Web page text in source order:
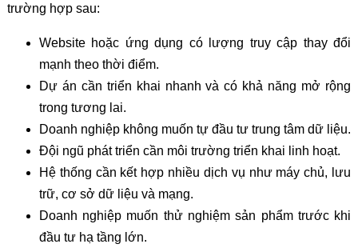
trường hợp sau:
Website hoặc ứng dụng có lượng truy cập thay đổi
mạnh theo thời điểm.
Dự án cần triển khai nhanh và có khả năng mở rộng
trong tương lai.
Doanh nghiệp không muốn tự đầu tư trung tâm dữ liệu.
Đội ngũ phát triển cần môi trường triển khai linh hoạt.
Hệ thống cần kết hợp nhiều dịch vụ như máy chủ, lưu
trữ, cơ sở dữ liệu và mạng.
Doanh nghiệp muốn thử nghiệm sản phẩm trước khi
đầu tư hạ tầng lớn.